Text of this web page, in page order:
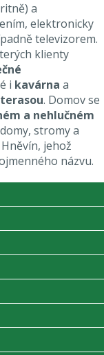
a
elektronicky
televizorem.
klienty
i kavárna a
. Domov se
a nehlučném
stromy a
jehož
názvu.